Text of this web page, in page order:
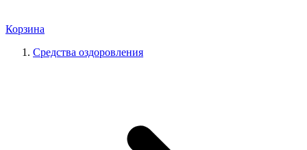
Корзина
Средства оздоровления